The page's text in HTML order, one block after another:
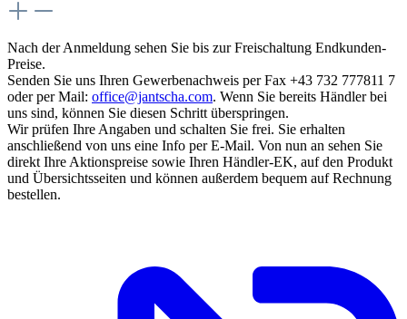
Nach der Anmeldung sehen Sie bis zur Freischaltung Endkunden-
Preise.
Senden Sie uns Ihren Gewerbenachweis per Fax +43 732 777811 7
oder per Mail: office@jantscha.com. Wenn Sie bereits Händler bei
uns sind, können Sie diesen Schritt überspringen.
Wir prüfen Ihre Angaben und schalten Sie frei. Sie erhalten
anschließend von uns eine Info per E-Mail. Von nun an sehen Sie
direkt Ihre Aktionspreise sowie Ihren Händler-EK, auf den Produkt
und Übersichtsseiten und können außerdem bequem auf Rechnung
bestellen.